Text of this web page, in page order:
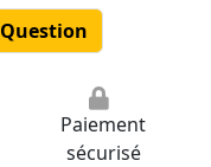
Question
Paiement
sécurisé